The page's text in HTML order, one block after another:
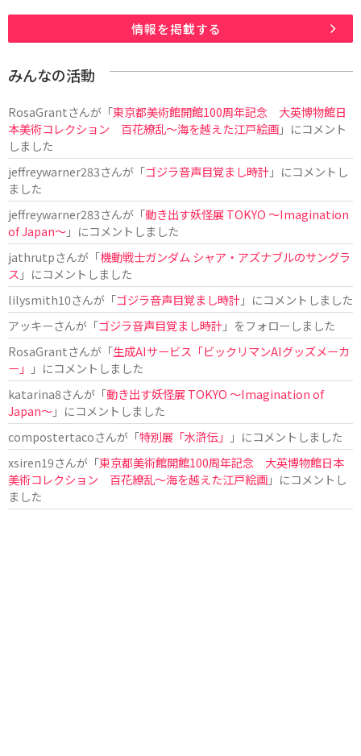
情報を掲載する
みんなの活動
RosaGrantさんが「東京都美術館開館100周年記念 大英博物館日
本美術コレクション 百花繚乱～海を越えた江戸絵画」にコメント
しました
jeffreywarner283さんが「ゴジラ音声目覚まし時計」にコメントし
ました
jeffreywarner283さんが「動き出す妖怪展 TOKYO 〜Imagination
of Japan〜」にコメントしました
jathrutpさんが「機動戦士ガンダム シャア・アズナブルのサングラ
ス 」にコメントしました
lilysmith10さんが「ゴジラ音声目覚まし時計」にコメントしました
アッキーさんが「ゴジラ音声目覚まし時計」をフォローしました
RosaGrantさんが「生成AIサービス「ビックリマンAIグッズメーカ
ー」
」にコメントしました
katarina8さんが「動き出す妖怪展 TOKYO 〜Imagination of
Japan〜」にコメントしました
compostertacoさんが「特別展「水滸伝」
」にコメントしました
xsiren19さんが「東京都美術館開館100周年記念 大英博物館日本
美術コレクション 百花繚乱～海を越えた江戸絵画」にコメントし
ました